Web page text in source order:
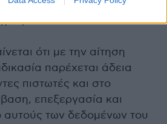
αίτησης, καθώς και των
ότι με την αίτηση
παρέχεται άδεια
πιστωτές και στο
επεξεργασία και
των δεδομένων του